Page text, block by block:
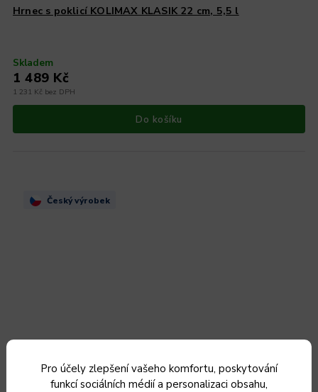
Pro účely zlepšení vašeho komfortu, poskytování
funkcí sociálních médií a personalizaci obsahu,
Hrnec s poklicí KOLIMAX KLASIK 22 cm, 5,5 l
Skladem
1 231 Kč bez DPH
1 489 Kč
Do košíku
Český výrobek